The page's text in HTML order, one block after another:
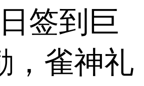
签到巨
，雀神礼